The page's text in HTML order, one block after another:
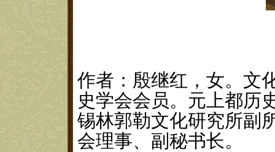
作者：殷继红，女。文
史学会会员。元上都历
锡林郭勒文化研究所副
会理事、副秘书长。